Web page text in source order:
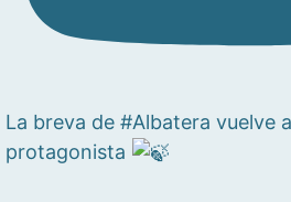
La breva de #Albatera vuelve
protagonista